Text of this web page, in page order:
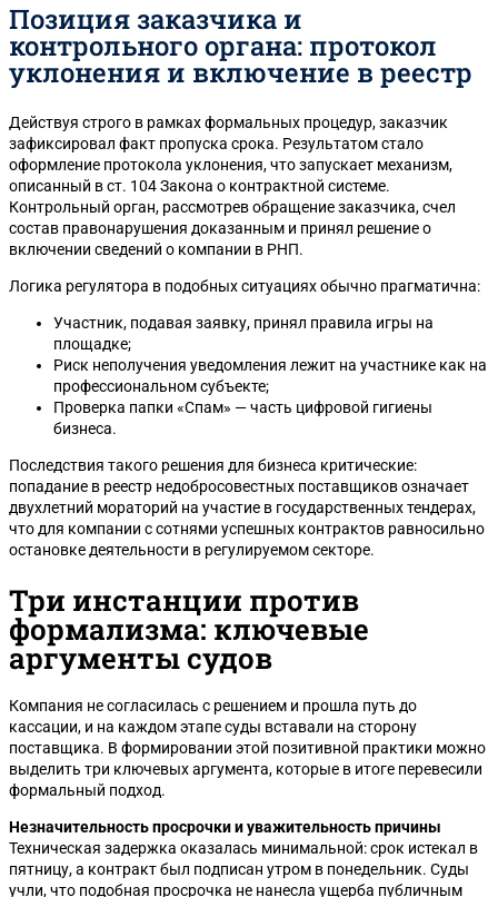
Позиция заказчика и
контрольного органа: протокол
уклонения и включение в реестр
Действуя строго в рамках формальных процедур, заказчик
зафиксировал факт пропуска срока. Результатом стало
оформление протокола уклонения, что запускает механизм,
описанный в ст. 104 Закона о контрактной системе.
Контрольный орган, рассмотрев обращение заказчика, счел
состав правонарушения доказанным и принял решение о
включении сведений о компании в РНП.
Логика регулятора в подобных ситуациях обычно прагматична:
Участник, подавая заявку, принял правила игры на
площадке;
Риск неполучения уведомления лежит на участнике как на
профессиональном субъекте;
Проверка папки «Спам» — часть цифровой гигиены
бизнеса.
Последствия такого решения для бизнеса критические:
попадание в реестр недобросовестных поставщиков означает
двухлетний мораторий на участие в государственных тендерах,
что для компании с сотнями успешных контрактов равносильно
остановке деятельности в регулируемом секторе.
Три инстанции против
формализма: ключевые
аргументы судов
Компания не согласилась с решением и прошла путь до
кассации, и на каждом этапе суды вставали на сторону
поставщика. В формировании этой позитивной практики можно
выделить три ключевых аргумента, которые в итоге перевесили
формальный подход.
Незначительность просрочки и уважительность причины
Техническая задержка оказалась минимальной: срок истекал в
пятницу, а контракт был подписан утром в понедельник. Суды
учли, что подобная просрочка не нанесла ущерба публичным